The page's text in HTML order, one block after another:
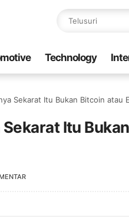
Technology
Sekarat Itu Bukan Bitcoin atau
Itu